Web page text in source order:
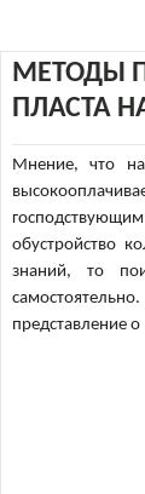
МЕТОДЫ
ПЛАСТА
Мнение, что
обустройство
знаний, то
представление